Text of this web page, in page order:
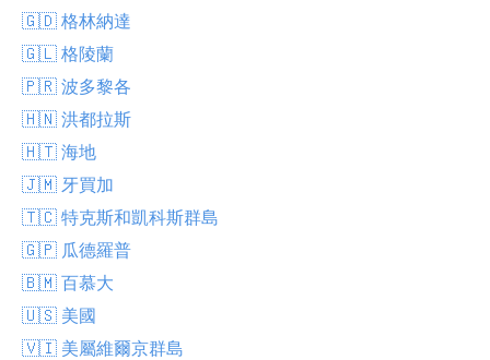
🇬🇩 格林納達
🇬🇱 格陵蘭
🇵🇷 波多黎各
🇭🇳 洪都拉斯
🇭🇹 海地
🇯🇲 牙買加
🇹🇨 特克斯和凱科斯群島
🇬🇵 瓜德羅普
🇧🇲 百慕大
🇺🇸 美國
🇻🇮 美屬維爾京群島